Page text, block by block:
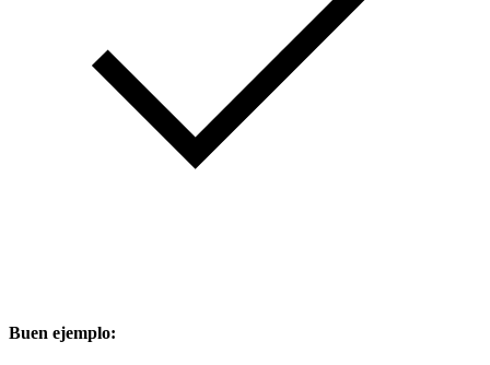
Buen ejemplo: